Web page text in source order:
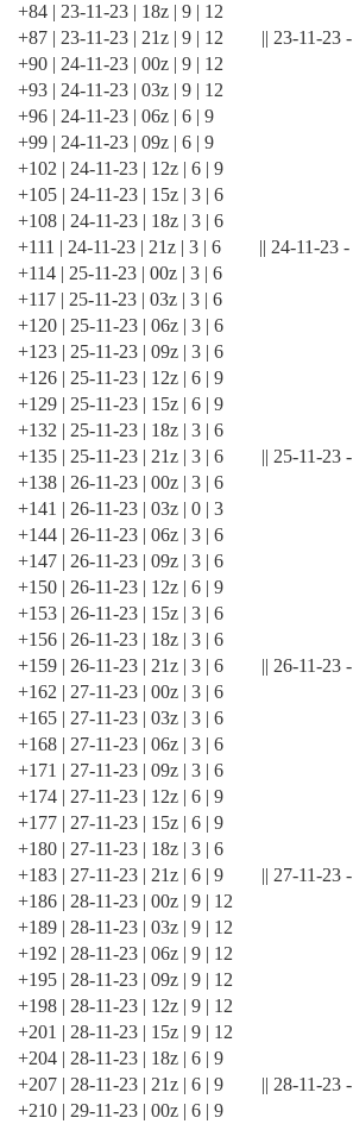
+84 | 23-11-23 | 18z | 9 | 12
+87 | 23-11-23 | 21z | 9 | 12 || 23-11-23 -
+90 | 24-11-23 | 00z | 9 | 12
+93 | 24-11-23 | 03z | 9 | 12
+96 | 24-11-23 | 06z | 6 | 9
+99 | 24-11-23 | 09z | 6 | 9
+102 | 24-11-23 | 12z | 6 | 9
+105 | 24-11-23 | 15z | 3 | 6
+108 | 24-11-23 | 18z | 3 | 6
+111 | 24-11-23 | 21z | 3 | 6 || 24-11-23 -
+114 | 25-11-23 | 00z | 3 | 6
+117 | 25-11-23 | 03z | 3 | 6
+120 | 25-11-23 | 06z | 3 | 6
+123 | 25-11-23 | 09z | 3 | 6
+126 | 25-11-23 | 12z | 6 | 9
+129 | 25-11-23 | 15z | 6 | 9
+132 | 25-11-23 | 18z | 3 | 6
+135 | 25-11-23 | 21z | 3 | 6 || 25-11-23 -
+138 | 26-11-23 | 00z | 3 | 6
+141 | 26-11-23 | 03z | 0 | 3
+144 | 26-11-23 | 06z | 3 | 6
+147 | 26-11-23 | 09z | 3 | 6
+150 | 26-11-23 | 12z | 6 | 9
+153 | 26-11-23 | 15z | 3 | 6
+156 | 26-11-23 | 18z | 3 | 6
+159 | 26-11-23 | 21z | 3 | 6 || 26-11-23 -
+162 | 27-11-23 | 00z | 3 | 6
+165 | 27-11-23 | 03z | 3 | 6
+168 | 27-11-23 | 06z | 3 | 6
+171 | 27-11-23 | 09z | 3 | 6
+174 | 27-11-23 | 12z | 6 | 9
+177 | 27-11-23 | 15z | 6 | 9
+180 | 27-11-23 | 18z | 3 | 6
+183 | 27-11-23 | 21z | 6 | 9 || 27-11-23 -
+186 | 28-11-23 | 00z | 9 | 12
+189 | 28-11-23 | 03z | 9 | 12
+192 | 28-11-23 | 06z | 9 | 12
+195 | 28-11-23 | 09z | 9 | 12
+198 | 28-11-23 | 12z | 9 | 12
+201 | 28-11-23 | 15z | 9 | 12
+204 | 28-11-23 | 18z | 6 | 9
+207 | 28-11-23 | 21z | 6 | 9 || 28-11-23 -
+210 | 29-11-23 | 00z | 6 | 9